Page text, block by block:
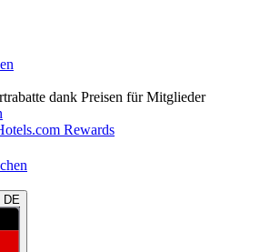
dank Preisen für Mitglieder
Rewards
DE